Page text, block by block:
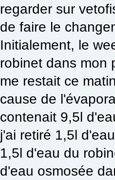
regarder sur
de faire le
Initialement, le
robinet dans mon
me restait ce
cause de
contenait 9,5l
j'ai retiré 1,5l
1,5l d'eau du
d'eau osmosée